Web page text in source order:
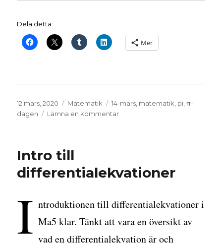
Dela detta:
Mer
Publicerat
den
12 mars, 2020 Kategorier
Matematik Etiketter
14-mars matematik pi ,π-
dagen
Lämna en kommentartill
Intro till
differentialekvationer
I ntroduktionen till differentialekvationer i
Ma5 klar. Tänkt att vara en översikt av
vad en differentialekvation är och